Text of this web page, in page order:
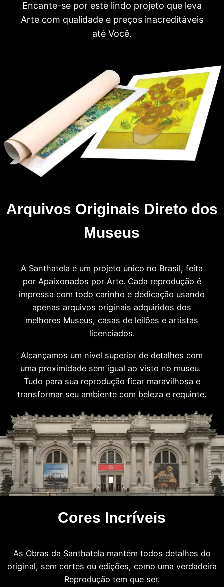
Encante-se por este lindo projeto que leva
Arte com qualidade e preços inacreditáveis
até Você.
Arquivos Originais Direto dos
Museus
A Santhatela é um projeto único no Brasil, feita
por Apaixonados por Arte. Cada reprodução é
impressa com todo carinho e dedicação usando
apenas arquivos originais adquiridos dos
melhores Museus, casas de leilões e artistas
licenciados.
Alcançamos um nível superior de detalhes com
uma proximidade sem igual ao visto no museu.
Tudo para sua reprodução ficar maravilhosa e
transformar seu ambiente com beleza e requinte.
Cores Incríveis
As Obras da Santhatela mantém todos detalhes do
original, sem cortes ou edições, como uma verdadeira
Reprodução tem que ser.